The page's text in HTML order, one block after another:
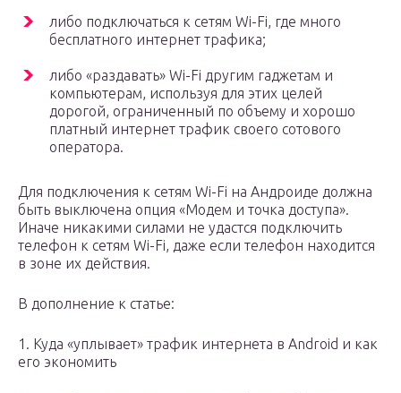
либо подключаться к сетям Wi-Fi, где много
бесплатного интернет трафика;
либо «раздавать» Wi-Fi другим гаджетам и
компьютерам, используя для этих целей
дорогой, ограниченный по объему и хорошо
платный интернет трафик своего сотового
оператора.
Для подключения к сетям Wi-Fi на Андроиде должна
быть выключена опция «Модем и точка доступа».
Иначе никакими силами не удастся подключить
телефон к сетям Wi-Fi, даже если телефон находится
в зоне их действия.
В дополнение к статье:
1. Куда «уплывает» трафик интернета в Android и как
его экономить